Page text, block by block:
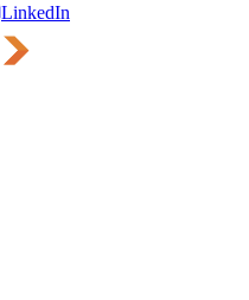
LinkedIn